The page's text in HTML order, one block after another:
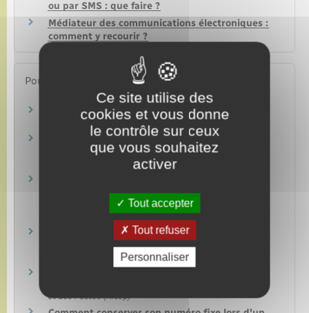
ou par SMS : que faire ?
Médiateur des communications électroniques :
comment y recourir ?
Pour en savoir plus
Mobile, fixe, accès à internet : vos recours
Institut national de la consommation (INC)
33 700 (lutte contre les spams vocaux et SMS)
Association française du multimédia mobile (AFMM)
nouveau logement ?
Autorité de régulation des communications électroniques
et des Postes (Arcep)
Téléphonie mobile : l'itinérance internationale
Institut national de la consommation (INC)
et des Postes (Arcep)
Ce site utilise des
cookies et vous donne
le contrôle sur ceux
que vous souhaitez
activer
Tout accepter
Tout refuser
Personnaliser